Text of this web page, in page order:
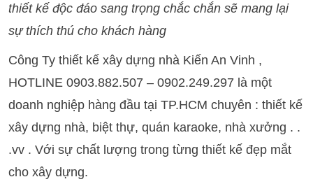
thiết kế độc đáo sang trọng chắc chắn sẽ mang lại
sự thích thú cho khách hàng
Công Ty thiết kế xây dựng nhà Kiến An Vinh ,
HOTLINE 0903.882.507 – 0902.249.297 là một
doanh nghiệp hàng đầu tại TP.HCM chuyên : thiết kế
xây dựng nhà, biệt thự, quán karaoke, nhà xưởng . .
.vv . Với sự chất lượng trong từng thiết kế đẹp mắt
cho xây dựng.